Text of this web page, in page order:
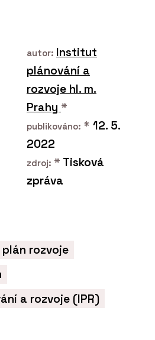
stolky -
by Javorina
- BeOak by
autor: Institut
plánování a
rozvoje hl. m.
Prahy *
publikováno: * 12. 5.
2022
zdroj: * Tisková
zpráva
plán rozvoje
a rozvoje (IPR)